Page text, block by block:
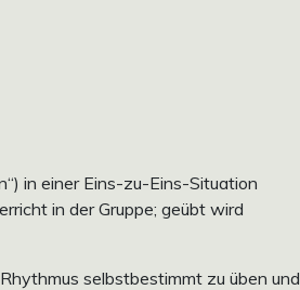
in einer Eins-zu-Eins-Situation
in der Gruppe; geübt wird
selbstbestimmt zu üben und